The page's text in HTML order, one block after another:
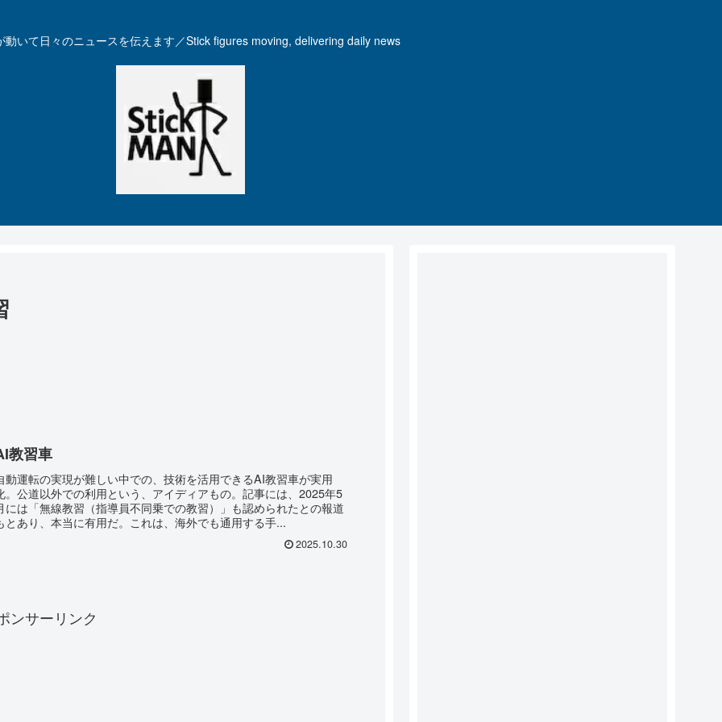
動いて日々のニュースを伝えます／Stick figures moving, delivering daily news
教習車
動運転の実現が難しい中での、技術を活用できるAI教習車が実用
。公道以外での利用という、アイディアもの。記事には、2025年5
には「無線教習（指導員不同乗での教習）」も認められたとの報道
とあり、本当に有用だ。これは、海外でも通用する手...
2025.10.30
ンサーリンク